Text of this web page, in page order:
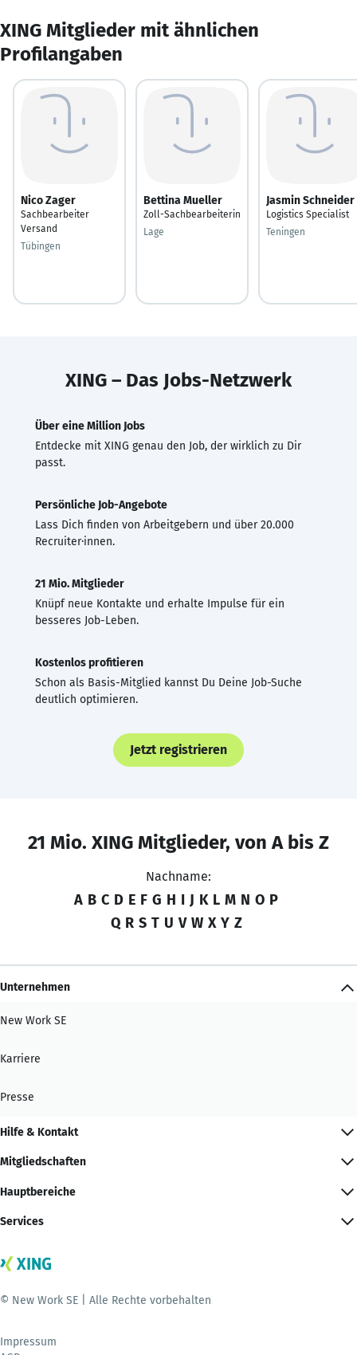
XING Mitglieder mit ähnlichen
Profilangaben
Nico Zager
Sachbearbeiter
Versand
Tübingen
Bettina Mueller
Zoll-Sachbearbeiterin
Lage
Jasmin Schneider
Logistics Specialist
Teningen
XING – Das Jobs-Netzwerk
Über eine Million Jobs
Entdecke mit XING genau den Job, der wirklich zu Dir
passt.
Persönliche Job-Angebote
Lass Dich finden von Arbeitgebern und über 20.000
Recruiter·innen.
21 Mio. Mitglieder
Knüpf neue Kontakte und erhalte Impulse für ein
besseres Job-Leben.
Kostenlos profitieren
Schon als Basis-Mitglied kannst Du Deine Job-Suche
deutlich optimieren.
Jetzt registrieren
21 Mio. XING Mitglieder, von A bis Z
Nachname:
A B C D E F G H I J K L M N O P
Q R S T U V W X Y Z
Unternehmen
New Work SE
Karriere
Presse
Hilfe & Kontakt
Mitgliedschaften
Hauptbereiche
Services
© New Work SE | Alle Rechte vorbehalten
Impressum